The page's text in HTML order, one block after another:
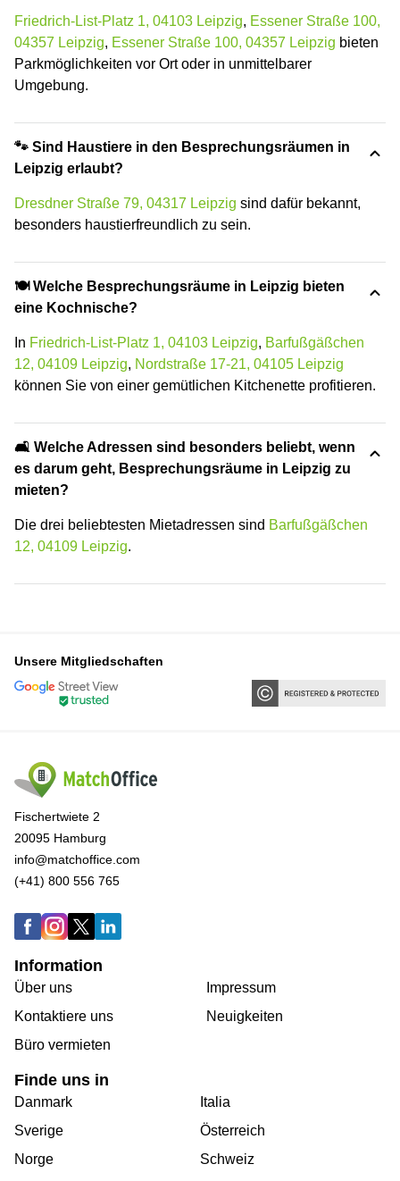
Friedrich-List-Platz 1, 04103 Leipzig, Essener Straße 100,
04357 Leipzig, Essener Straße 100, 04357 Leipzig bieten
Parkmöglichkeiten vor Ort oder in unmittelbarer
Umgebung.
🐾 Sind Haustiere in den Besprechungsräumen in
Leipzig erlaubt?
Dresdner Straße 79, 04317 Leipzig sind dafür bekannt,
besonders haustierfreundlich zu sein.
🍽️ Welche Besprechungsräume in Leipzig bieten
eine Kochnische?
In Friedrich-List-Platz 1, 04103 Leipzig, Barfußgäßchen
12, 04109 Leipzig, Nordstraße 17-21, 04105 Leipzig
können Sie von einer gemütlichen Kitchenette profitieren.
🛋️ Welche Adressen sind besonders beliebt, wenn
es darum geht, Besprechungsräume in Leipzig zu
mieten?
Die drei beliebtesten Mietadressen sind Barfußgäßchen
12, 04109 Leipzig.
Unsere Mitgliedschaften
Fischertwiete 2
20095 Hamburg
info@matchoffice.com
(+41) 800 556 765
Information
Über uns
Kontaktiere uns
Büro vermieten
Impressum
Neuigkeiten
Finde uns in
Danmark
Sverige
Norge
Italia
Österreich
Schweiz